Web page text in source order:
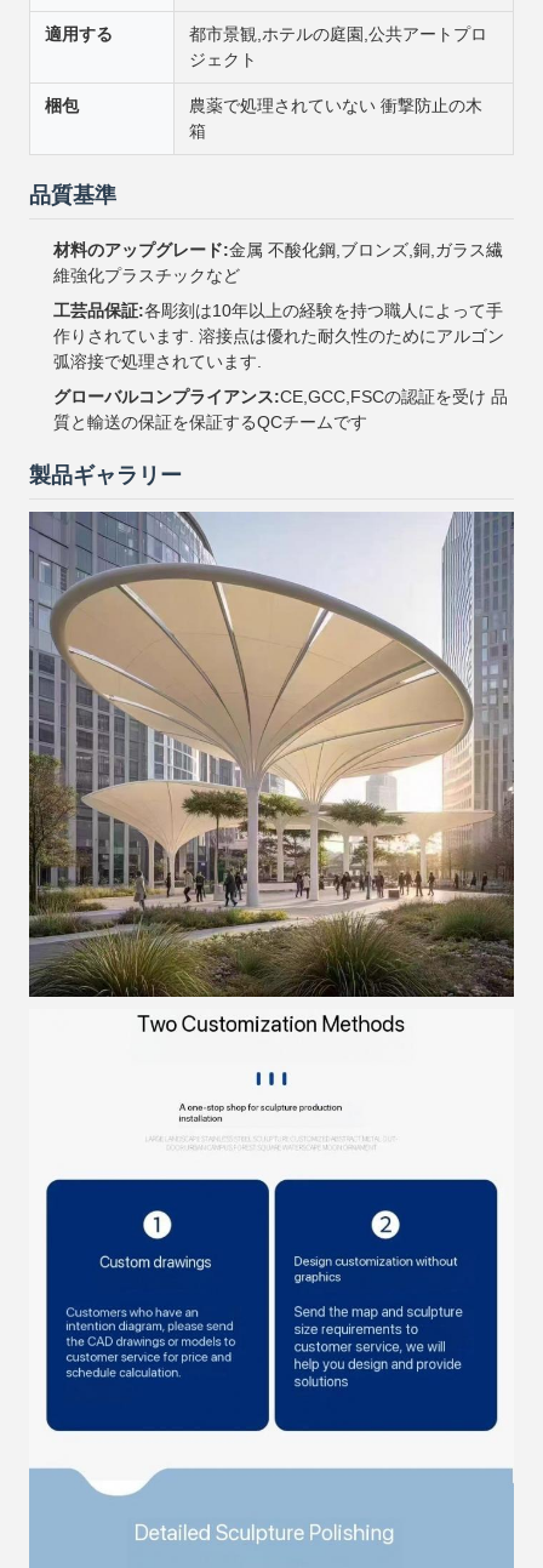
適用する
都市景観,ホテルの庭園,公共アートプロ
ジェクト
梱包
農薬で処理されていない 衝撃防止の木
箱
品質基準
材料のアップグレード:金属 不酸化鋼,ブロンズ,銅,ガラス繊
維強化プラスチックなど
工芸品保証:各彫刻は10年以上の経験を持つ職人によって手
作りされています. 溶接点は優れた耐久性のためにアルゴン
弧溶接で処理されています.
グローバルコンプライアンス:CE,GCC,FSCの認証を受け 品
質と輸送の保証を保証するQCチームです
製品ギャラリー